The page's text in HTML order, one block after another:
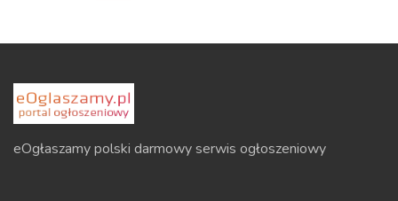
eOgłaszamy polski darmowy serwis ogłoszeniowy